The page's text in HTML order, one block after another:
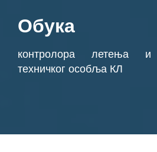
Обука
контролора летења и
техничког особља КЛ